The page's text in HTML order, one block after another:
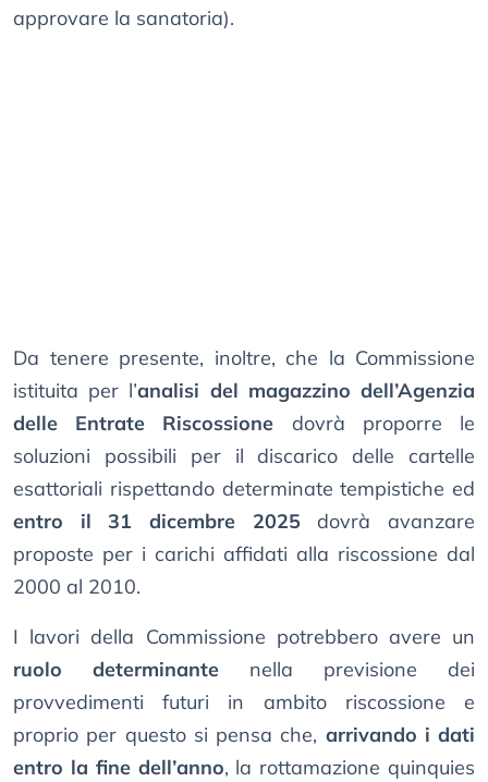
approvare la sanatoria).
Da tenere presente, inoltre, che la Commissione
istituita per l’analisi del magazzino dell’Agenzia
delle Entrate Riscossione dovrà proporre le
soluzioni possibili per il discarico delle cartelle
esattoriali rispettando determinate tempistiche ed
entro il 31 dicembre 2025 dovrà avanzare
proposte per i carichi affidati alla riscossione dal
2000 al 2010.
I lavori della Commissione potrebbero avere un
ruolo determinante nella previsione dei
provvedimenti futuri in ambito riscossione e
proprio per questo si pensa che, arrivando i dati
entro la fine dell’anno, la rottamazione quinquies